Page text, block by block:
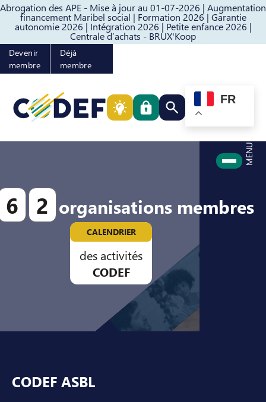
Abrogation des APE - Mise à jour au 01-07-2026 | Augmentation
financement Maribel social | Formation 2026 | Garantie
autonomie 2026 | Intégration 2026 | Petite enfance 2026 |
Centrale d’achats - BRUX'Koop
Passer au contenuPasser au pied de page
Devenir
membre
Déjà
membre
Rechercher quelque
FR
MENU
6 2 organisations membres
CALENDRIER
des activités
CODEF
CODEF ASBL